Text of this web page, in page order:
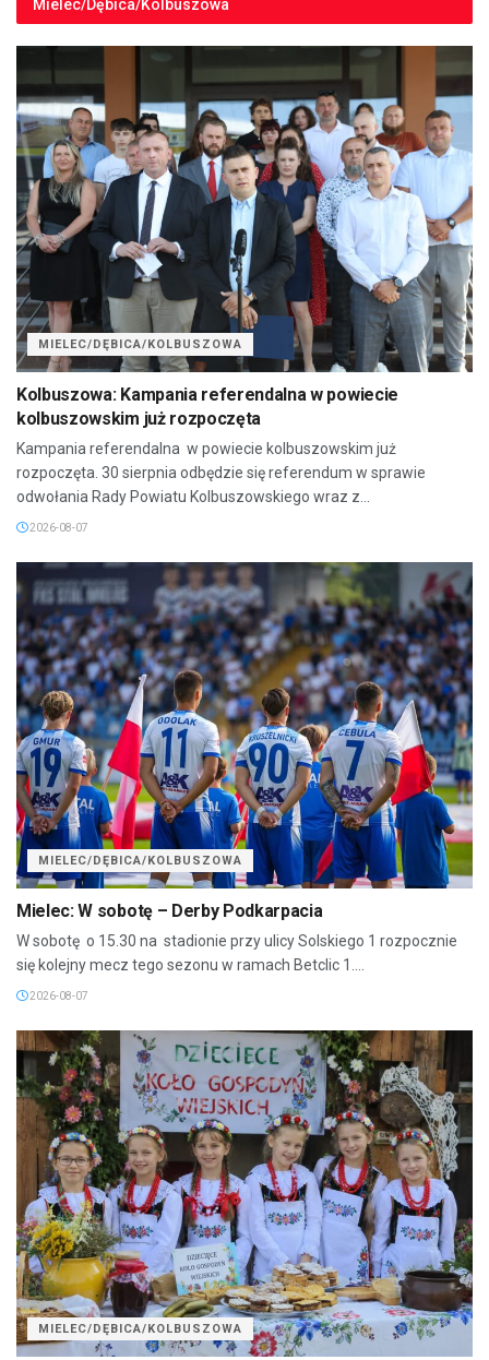
Mielec/Dębica/Kolbuszowa
MIELEC/DĘBICA/KOLBUSZOWA
Kolbuszowa: Kampania referendalna w powiecie
kolbuszowskim już rozpoczęta
Kampania referendalna w powiecie kolbuszowskim już
rozpoczęta. 30 sierpnia odbędzie się referendum w sprawie
odwołania Rady Powiatu Kolbuszowskiego wraz z...
2026-08-07
MIELEC/DĘBICA/KOLBUSZOWA
Mielec: W sobotę – Derby Podkarpacia
W sobotę o 15.30 na stadionie przy ulicy Solskiego 1 rozpocznie
się kolejny mecz tego sezonu w ramach Betclic 1....
2026-08-07
MIELEC/DĘBICA/KOLBUSZOWA